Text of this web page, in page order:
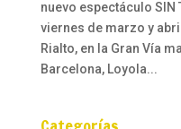
nuevo espectáculo SIN
viernes de marzo y
Rialto, en la Gran Vía
Barcelona, Loyola...